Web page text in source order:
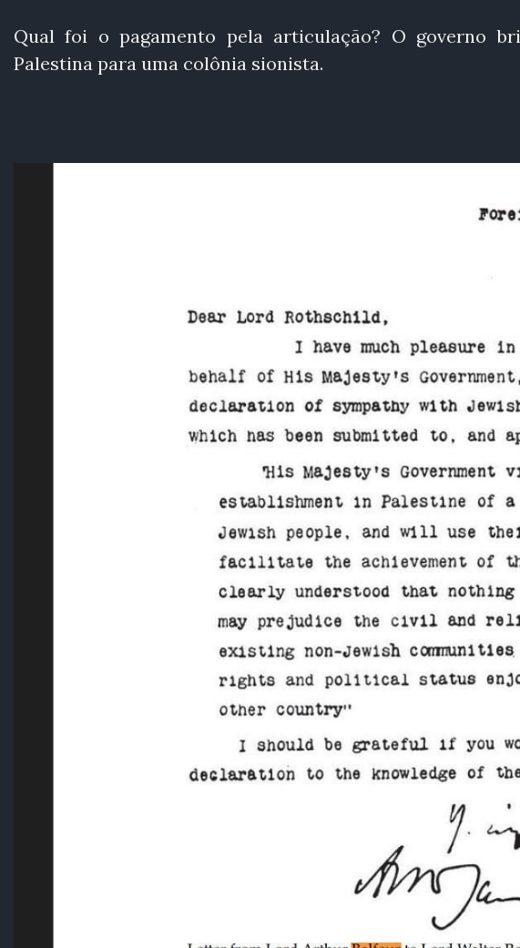
Qual foi o pagamento pela articulação? O governo
Palestina para uma colônia sionista.